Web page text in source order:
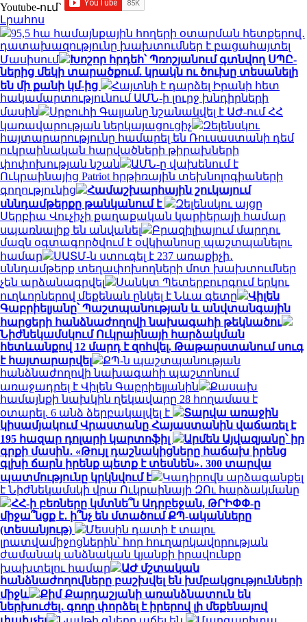
Youtube-ում`
Լրահոս
95,5 հա համայնքային հողերի օտարման հետքերով․
դատախազությունը խախտումներ է բացահայտել
Մասիսում
Խոշոր հրդեհ՝ Պռոշյանում գտնվող ՍՊԸ-
ներից մեկի տարածքում. կրակն ու ծուխը տեսանելի
են մի քանի կմ-ից
Հայտնի է դարձել Իրանի հետ
հակամարտությունում ԱՄՆ-ի լուրջ խնդիրների
մասին
Սրբուհի Գալյանը նշանակվել է ԱԺ-ում ՀՀ
կառավարության ներկայացուցիչ
Զելենսկու
հայտարարությունը համարել են Ռուսաստանի դեմ
ուկրաինական հարվածների թիրախների
փոփոխության նշան
ԱՄՆ-ը վախենում է
Ուկրաինայից Patriot հրթիռային տեխնոլոգիաների
գողությունից
Համաշխարհային շուկայում
սննդամթերքը թանկանում է
Զելենսկու այցը
Սերբիա Վուչիչի քաղաքական կարիերայի համար
սպառնալիք են անվանել
Բրազիլիայում մարդու
մազն օգտագործվում է օվկիանոսը պաշտպանելու
համար
ՍԱՏՄ-ն ստուգել է 237 առաքիչի․
սննդամթերք տեղափոխողների մոտ խախտումներ
չեն արձանագրվել
Սանկտ Պետերբուրգում երկու
ուղևորներով մեքենան ընկել է Նևա գետը
Վիլեն
Գաբրիելյանը՝ Պաշտպանության և անվտանգային
հարցերի հանձնաժողովի նախագահի թեկնածու
Նիժնեկամսկում Ուկրաինայի հարձակման
հետևանքով 12 մարդ է զոհվել. Թաթարստանում սուգ
է հայտարարվել
ՔՊ-ն պաշտպանության
հանձնաժողովի նախագահի պաշտոնում
առաջադրել է Վիլեն Գաբրիելյանին
Քասախ
համայնքի նախկին ղեկավարը 28 հողամաս է
օտարել. 6 անձ ձերբակալվել է
Տարվա առաջին
կիսամյակում Վրաստանը Հայաստանին վաճառել է
195 հազար դոլարի կարտոֆիլ
Արմեն Այվազյանը՝ իր
գրքի մասին․ «Թույլ դաշնակիցները հաճախ իրենց
գլխի ճարն իրենք պետք է տեսնեն»․ 300 տարվա
պատմությունը կրկնվում է
Կադիրովն արձագանքել
է Նիժնեկամսկի վրա Ուկրաինայի ԶՈւ հարձակմանը
ՀՀ-ի բեռները կմտնե՞ն Ադրբեջան, ԹՐԻՓՓ-ը
միջա՞նցք է․ ի՞նչ են մտածում ՔՊ-ականները
(տեսանյութ)
Մեսսին դատի է տալու
լրատվամիջոցներին՝ հոր հուղարկավորության
ժամանակ անձնական կյանքի իրավունքը
խախտելու համար
ԱԺ մշտական
հանձնաժողովները բաշխվել են խմբակցությունների
միջև
Քիմ Քարդաշյանի առանձնատուն են
ներխուժել․ գողը փորձել է իրերով լի մեքենայով